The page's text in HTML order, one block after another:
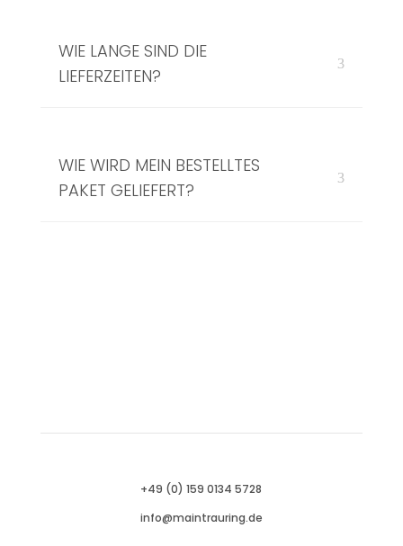
WIE LANGE SIND DIE
LIEFERZEITEN?
WIE WIRD MEIN BESTELLTES
PAKET GELIEFERT?
+49 (0) 159 0134 5728
info@maintrauring.de